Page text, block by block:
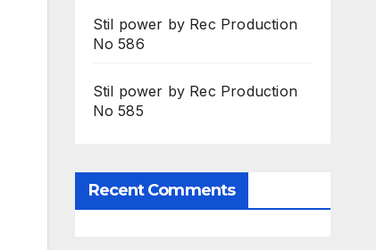
Stil power by Rec Production
No 586
Stil power by Rec Production
No 585
Recent Comments